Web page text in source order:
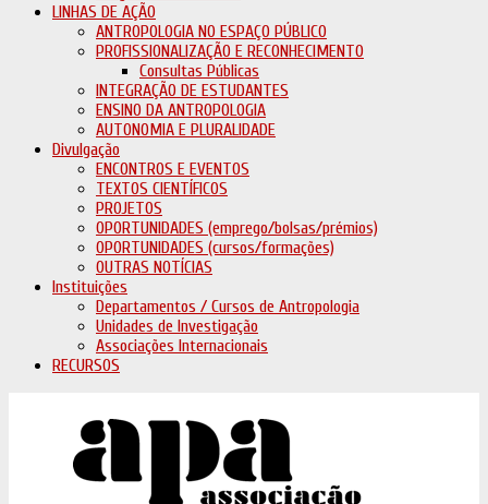
LINHAS DE AÇÃO
ANTROPOLOGIA NO ESPAÇO PÚBLICO
PROFISSIONALIZAÇÃO E RECONHECIMENTO
Consultas Públicas
INTEGRAÇÃO DE ESTUDANTES
ENSINO DA ANTROPOLOGIA
AUTONOMIA E PLURALIDADE
Divulgação
ENCONTROS E EVENTOS
TEXTOS CIENTÍFICOS
PROJETOS
OPORTUNIDADES (emprego/bolsas/prémios)
OPORTUNIDADES (cursos/formações)
OUTRAS NOTÍCIAS
Instituições
Departamentos / Cursos de Antropologia
Unidades de Investigação
Associações Internacionais
RECURSOS